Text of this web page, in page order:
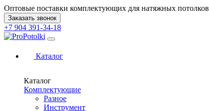
Оптовые поставки комплектующих для натяжных потолков
Заказать звонок
+7 904 391-34-18
Каталог
Каталог
Комплектующие
Разное
Инструмент